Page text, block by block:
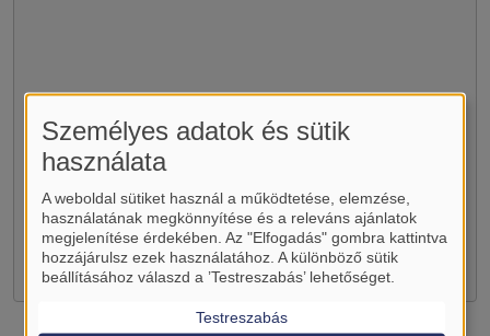
Igen (csak most)
Személyes adatok és sütik
használata
A weboldal sütiket használ a működtetése, elemzése,
használatának megkönnyítése és a releváns ajánlatok
megjelenítése érdekében. Az "Elfogadás" gombra kattintva
hozzájárulsz ezek használatához. A különböző sütik
beállításához válaszd a ’Testreszabás’ lehetőséget.
Testreszabás